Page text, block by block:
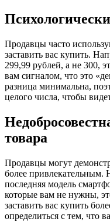
Продавцы часто
заставить вас купить.
299,99 рублей, а не 300,
вам сигналом, что это
разница минимальна,
целого числа, чтобы
товара
Продавцы могут
более привлекательным.
последняя модель
которые вам не нужны,
заставить вас купить
определиться с тем, что